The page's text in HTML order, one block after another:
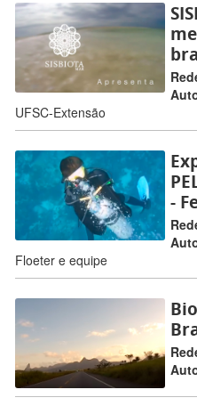
UFSC-Extensão
-
Floeter e equipe